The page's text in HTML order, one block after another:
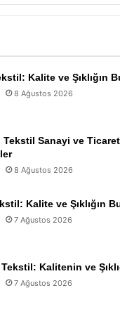
Kalite ve Şıklığın
8 Ağustos 2026
Tekstil Sanayi ve
8 Ağustos 2026
Kalite ve Şıklığın
7 Ağustos 2026
Kalitenin ve
7 Ağustos 2026